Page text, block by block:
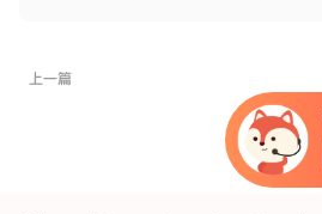
上一篇